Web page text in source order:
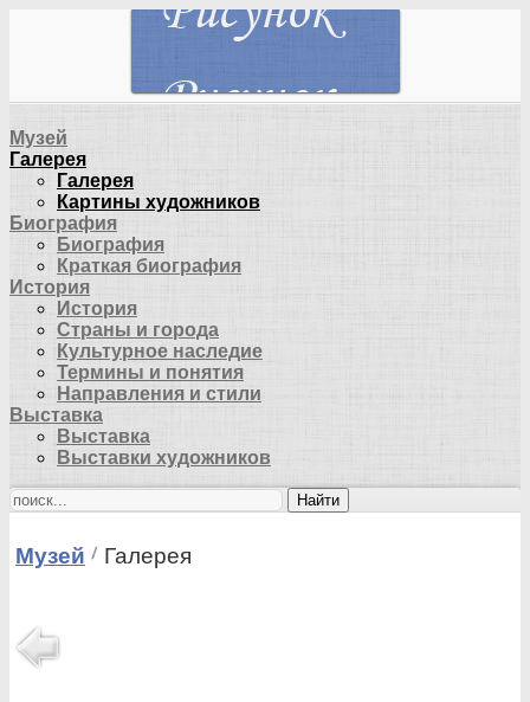
Музей
Галерея
Галерея
Картины художников
Биография
Биография
Краткая биография
История
История
Страны и города
Культурное наследие
Термины и понятия
Направления и стили
Выставка
Выставка
Выставки художников
Найти
Музей Галерея